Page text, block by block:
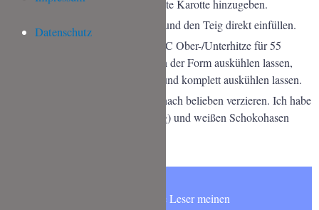
Datenschutz
verrrühren. Zuletzt die fein geraspelte Karotte hinzugeben.
Eine Kastenform (30 cm) einfetten und den Teig direkt einfüllen.
Im vorgeheizten Backofen bei 180°C Ober-/Unterhitze für 55
Minuten backen. Ca. 15 Minuten in der Form auskühlen lassen,
dann auf ein Kuchengitter stürzen und komplett auskühlen lassen.
Nach dem Abkühlen den Kuchen nach belieben verzieren. Ich habe
ihn mit weißer Kuvertüre (ca. 150 g) und weißen Schokohasen
Möchtest Du wie 6000 andere Leser meinen